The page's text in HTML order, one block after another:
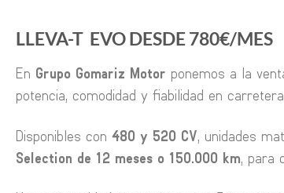
LLEVA-T EVO DESDE 780€/MES
En Grupo Gomariz Motor ponemos a la
potencia, comodidad y fiabilidad en carretera.
Disponibles con 480 y 520 CV, unidades
Selection de 12 meses o 150.000 km, para